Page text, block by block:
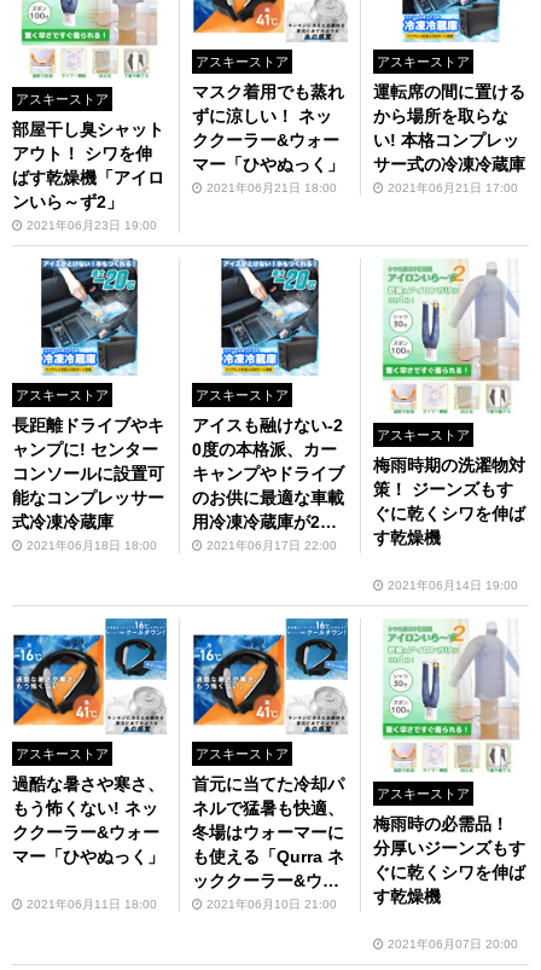
アスキーストア
部屋干し臭シャット
アウト！ シワを伸
ばす乾燥機「アイロ
ンいら～ず2」
2021年06月23日 19:00
アスキーストア
マスク着用でも蒸れ
ずに涼しい！ ネッ
ククーラー&ウォー
マー「ひやぬっく」
2021年06月21日 18:00
アスキーストア
運転席の間に置ける
から場所を取らな
い! 本格コンプレッ
サー式の冷凍冷蔵庫
2021年06月21日 17:00
アスキーストア
長距離ドライブやキ
ャンプに! センター
コンソールに設置可
能なコンプレッサー
式冷凍冷蔵庫
2021年06月18日 18:00
アスキーストア
アイスも融けない-2
0度の本格派、カー
キャンプやドライブ
のお供に最適な車載
用冷凍冷蔵庫が2万9
800円
2021年06月17日 22:00
アスキーストア
梅雨時期の洗濯物対
策！ ジーンズもす
ぐに乾くシワを伸ば
す乾燥機
2021年06月14日 19:00
アスキーストア
過酷な暑さや寒さ、
もう怖くない! ネッ
ククーラー&ウォー
マー「ひやぬっく」
2021年06月11日 18:00
アスキーストア
首元に当てた冷却パ
ネルで猛暑も快適、
冬場はウォーマーに
も使える「Qurra ネ
ッククーラー&ウォ
ーマー ひやぬっ
2021年06月10日 21:00
アスキーストア
梅雨時の必需品！
分厚いジーンズもす
ぐに乾くシワを伸ば
す乾燥機
2021年06月07日 20:00